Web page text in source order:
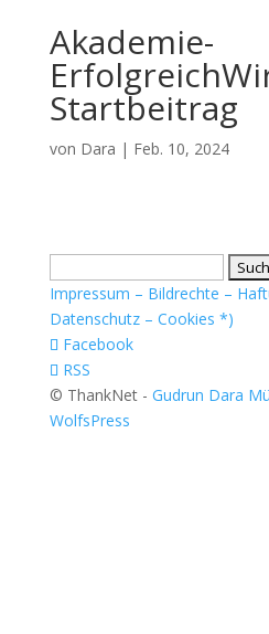
Akademie-
Startbeitrag
von Dara | Feb. 10, 2024
nach:
Impressum – Bildrechte –
Datenschutz – Cookies *)
Facebook
RSS
© ThankNet - Gudrun Dara
WolfsPress